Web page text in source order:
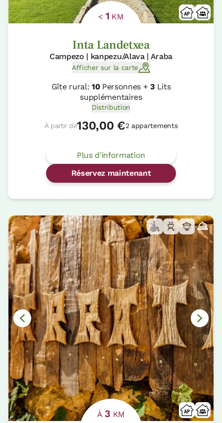
< 1 KM
Inta Landetxea
Campezo | kanpezu/Alava | Araba
Afficher sur la carte
Gîte rural: 10Personnes +3Lits
supplémentaires
Distribution
À partir de130,00 €2 appartements
Plus d'information
Réservez maintenant
À 3 KM